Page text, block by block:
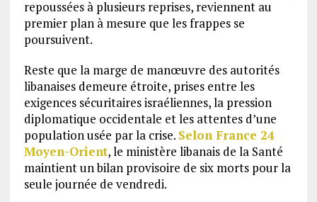
repoussées à plusieurs reprises, reviennent au
premier plan à mesure que les frappes se
poursuivent.
Reste que la marge de manœuvre des autorités
libanaises demeure étroite, prises entre les
exigences sécuritaires israéliennes, la pression
diplomatique occidentale et les attentes d’une
population usée par la crise. Selon France 24
Moyen-Orient, le ministère libanais de la Santé
maintient un bilan provisoire de six morts pour la
seule journée de vendredi.